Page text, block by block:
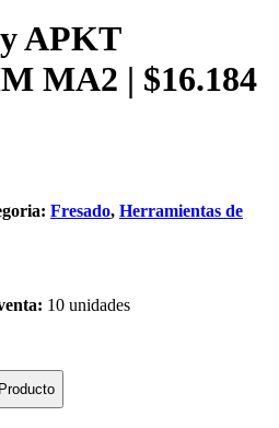
APKT
MA2 | $16.184
Fresado, Herramientas de
10 unidades